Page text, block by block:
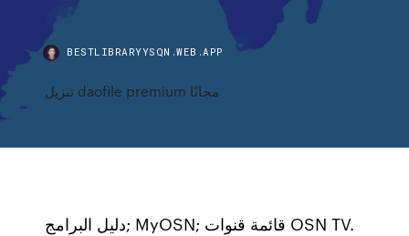
BESTLIBRARYYSQN.WEB.APP
تنزيل daofile premium مجانًا
دليل البرامج; MyOSN; قائمة قنوات OSN TV.